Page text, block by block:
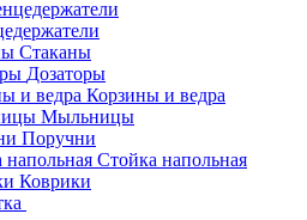
Стаканы
Дозаторы
Корзины и ведра
Мыльницы
Поручни
Стойка напольная
Коврики